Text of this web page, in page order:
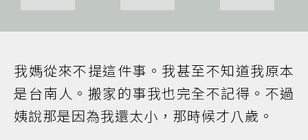
我媽從來不提這件事。我甚至不知道我原本
是台南人。搬家的事我也完全不記得。不過
姨說那是因為我還太小，那時候才八歲。